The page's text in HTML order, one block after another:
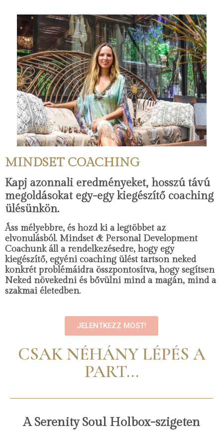
MINDSET COACHING
Kapj azonnali eredményeket, hosszú távú
megoldásokat egy-egy kiegészítő coaching
ülésünkön.
Áss mélyebbre, és hozd ki a legtöbbet az
elvonulásból. Mindset & Personal Development
Coachunk áll a rendelkezésedre, hogy egy
kiegészítő, egyéni coaching ülést tartson neked
konkrét problémáidra összpontosítva, hogy segítsen
Neked növekedni és bővülni mind a magán, mind a
szakmai életedben.
JELENTKEZZ MOST!
CSAK NÉHÁNY LÉPÉS A
PART...
A Serenity Soul Holbox-szigeten